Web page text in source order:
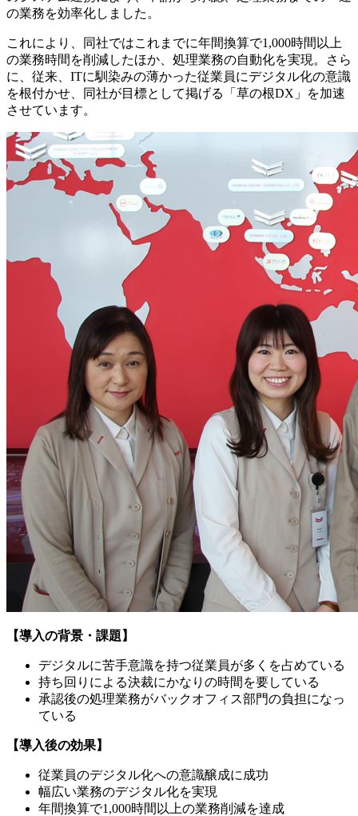
の業務を効率化しました。
これにより、同社ではこれまでに年間換算で1,000時間以上
の業務時間を削減したほか、処理業務の自動化を実現。さら
に、従来、ITに馴染みの薄かった従業員にデジタル化の意識
を根付かせ、同社が目標として掲げる「草の根DX」を加速
させています。
【導入の背景・課題】
デジタルに苦手意識を持つ従業員が多くを占めている
持ち回りによる決裁にかなりの時間を要している
承認後の処理業務がバックオフィス部門の負担になっ
ている
【導入後の効果】
従業員のデジタル化への意識醸成に成功
幅広い業務のデジタル化を実現
年間換算で1,000時間以上の業務削減を達成